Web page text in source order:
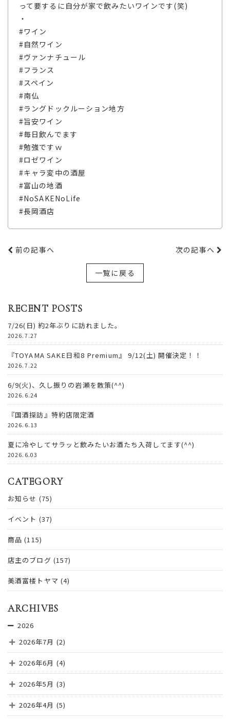
RECENT POSTS
7/26(日) 約2年ぶりに訪れました。
2026.7.27
『TOYAMA SAKE日和8 Premium』 9/12(土) 開催決定！！
2026.7.22
6/9(火)、久し振りの岩瀬を散策(^^)
2026.6.24
『国酒探訪』特約店限定酒
2026.6.13
夏に冷やしてサラッと飲みたいお酒たち入荷してます(^^)
2026.6.03
CATEGORY
お知らせ (75)
イベント (37)
商品 (115)
店主のブログ (157)
美酒富楼トヤマ (4)
ARCHIVES
2026
2026年7月 (2)
2026年6月 (4)
2026年5月 (3)
2026年4月 (5)
って要するに自分が家で飲みたいワインです(笑)
・
#ワイン
#自然ワイン
#ヴァンナチュール
#フランス
#スペイン
#南仏
#ラングドックルーション地方
#旨安ワイン
#毎日飲んでます
#勉強ですｗ
#ロゼワイン
#キャラ変中の酒屋
#富山の地酒
#NoSAKENoLife
#長岡酒店
前の記事へ 次の記事へ
一覧に戻る